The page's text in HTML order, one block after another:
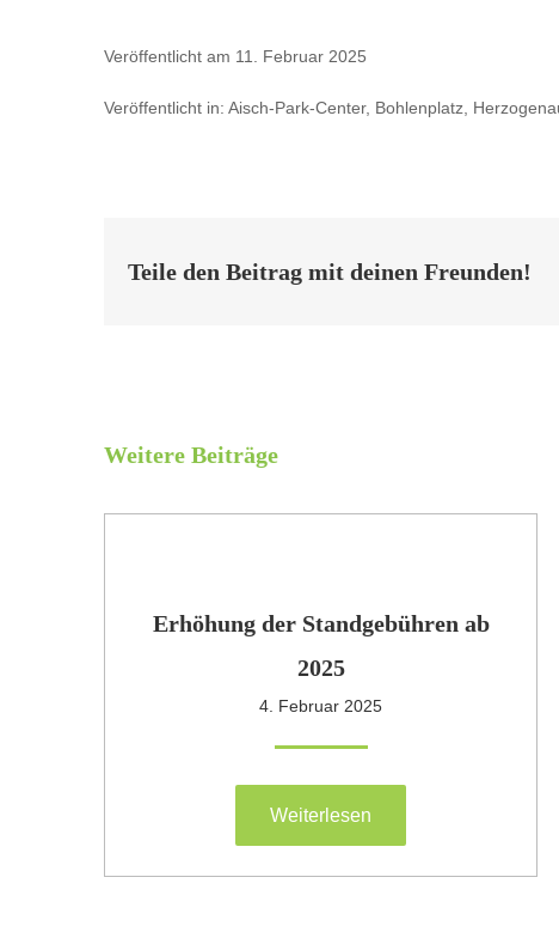
Veröffentlicht am 11. Februar 2025
Veröffentlicht in: Aisch-Park-Center, Bohlenplatz,
Teile den Beitrag mit deinen Freunden!
Weitere Beiträge
Erhöhung der Standgebühren ab
2025
4. Februar 2025
Weiterlesen